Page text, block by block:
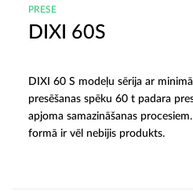
PRESE
DIXI 60S
DIXI 60 S modeļu sērija ar
presēšanas spēku 60 t padara
apjoma samazināšanas
formā ir vēl nebijis produkts.